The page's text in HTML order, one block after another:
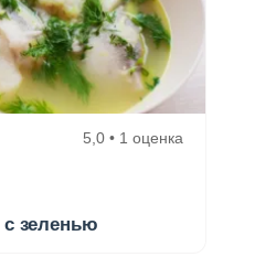
5,0 • 1 оценка
зеленью